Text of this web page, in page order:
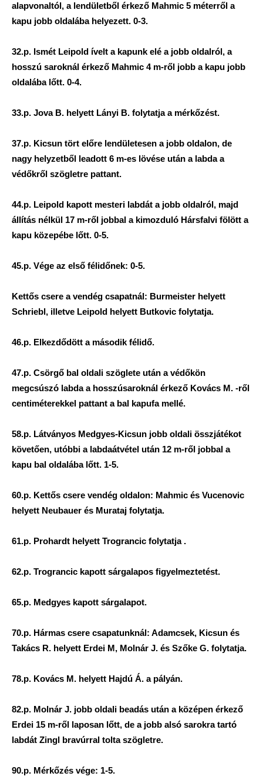
alapvonaltól, a lendületből érkező Mahmic 5 méterről a
kapu jobb oldalába helyezett. 0-3.
32.p. Ismét Leipold ívelt a kapunk elé a jobb oldalról, a
hosszú saroknál érkező Mahmic 4 m-ről jobb a kapu jobb
oldalába lőtt. 0-4.
33.p. Jova B. helyett Lányi B. folytatja a mérkőzést.
37.p. Kicsun tört előre lendületesen a jobb oldalon, de
nagy helyzetből leadott 6 m-es lövése után a labda a
védőkről szögletre pattant.
44.p. Leipold kapott mesteri labdát a jobb oldalról, majd
állítás nélkül 17 m-ről jobbal a kimozduló Hársfalvi fölött a
kapu közepébe lőtt. 0-5.
45.p. Vége az első félidőnek: 0-5.
Kettős csere a vendég csapatnál: Burmeister helyett
Schriebl, illetve Leipold helyett Butkovic folytatja.
46.p. Elkezdődött a második félidő.
47.p. Csörgő bal oldali szöglete után a védőkön
megcsúszó labda a hosszúsaroknál érkező Kovács M. -ről
centiméterekkel pattant a bal kapufa mellé.
58.p. Látványos Medgyes-Kicsun jobb oldali összjátékot
követően, utóbbi a labdaátvétel után 12 m-ről jobbal a
kapu bal oldalába lőtt. 1-5.
60.p. Kettős csere vendég oldalon: Mahmic és Vucenovic
helyett Neubauer és Murataj folytatja.
61.p. Prohardt helyett Trograncic folytatja .
62.p. Trograncic kapott sárgalapos figyelmeztetést.
65.p. Medgyes kapott sárgalapot.
70.p. Hármas csere csapatunknál: Adamcsek, Kicsun és
Takács R. helyett Erdei M, Molnár J. és Szőke G. folytatja.
78.p. Kovács M. helyett Hajdú Á. a pályán.
82.p. Molnár J. jobb oldali beadás után a középen érkező
Erdei 15 m-ről laposan lőtt, de a jobb alsó sarokra tartó
labdát Zingl bravúrral tolta szögletre.
90.p. Mérkőzés vége: 1-5.